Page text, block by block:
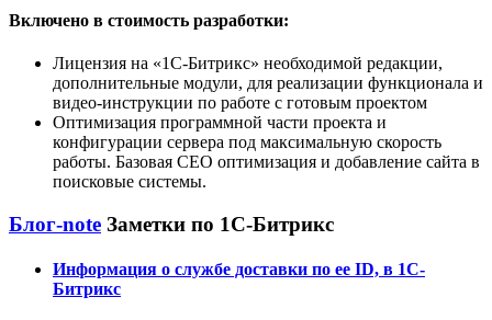
Включено в стоимость разработки:
Лицензия на 1С-Битрикс
необходимой редакции,
дополнительные модули, для реализации функционала и
видео-инструкции по работе с готовым проектом
Оптимизация программной части проекта и
конфигурации сервера под максимальную скорость
работы. Базовая СЕО оптимизация и добавление сайта в
поисковые системы.
Блог-note Заметки по 1С-Битрикс
Информация о службе доставки по ее ID, в 1С-
Битрикс